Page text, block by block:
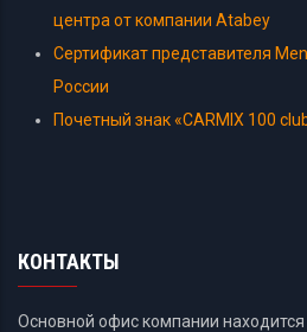
центра от компании Atabey
Сертификат представителя
России
Почетный знак «CARMIX 100
КОНТАКТЫ
Основной офис компании находится